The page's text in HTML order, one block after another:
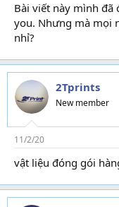
Bài viết này mình đã
you. Nhưng mà mọi
nhỉ?
2Tprints
New member
11/2/20
vật liệu đóng gói